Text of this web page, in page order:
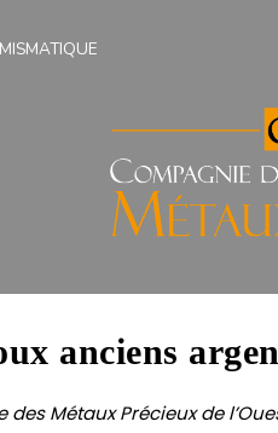
anciens
Métaux Précieux de